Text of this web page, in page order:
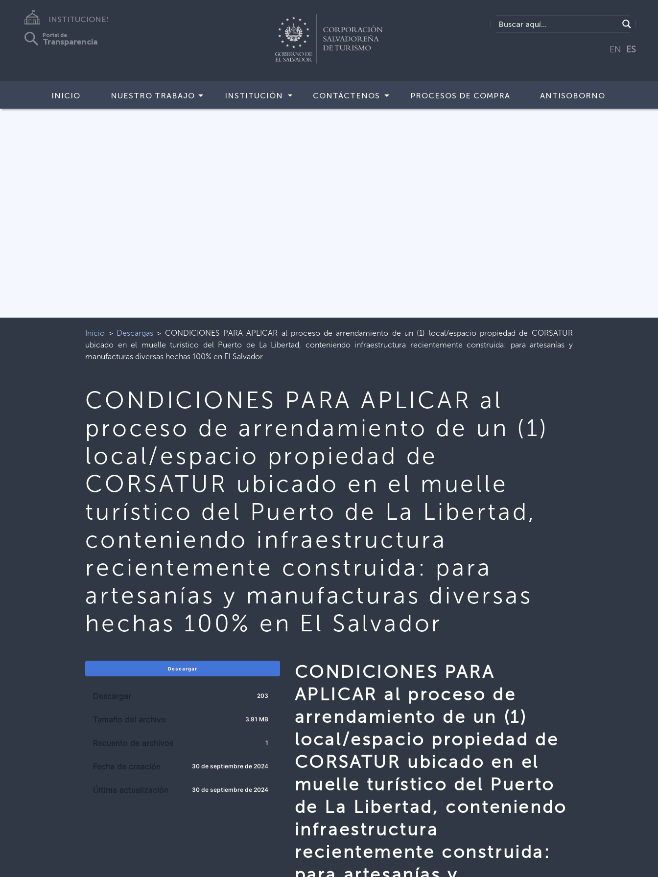
INSTITUCIONES
Portal de
Transparencia
EN ES
INICIO NUESTRO TRABAJO INSTITUCIÓN CONTÁCTENOS PROCESOS DE COMPRA ANTISOBORNO
Inicio > Descargas > CONDICIONES PARA APLICAR al proceso de arrendamiento de un (1) local/espacio propiedad de CORSATUR
ubicado en el muelle turístico del Puerto de La Libertad, conteniendo infraestructura recientemente construida: para artesanías y
manufacturas diversas hechas 100% en El Salvador
CONDICIONES PARA APLICAR al
proceso de arrendamiento de un (1)
local/espacio propiedad de
CORSATUR ubicado en el muelle
turístico del Puerto de La Libertad,
conteniendo infraestructura
recientemente construida: para
artesanías y manufacturas diversas
hechas 100% en El Salvador
Descargar
Descargar 203
Tamaño del archivo 3.91 MB
Recuento de archivos 1
Fecha de creación 30 de septiembre de 2024
Última actualización 30 de septiembre de 2024
CONDICIONES PARA
APLICAR al proceso de
arrendamiento de un (1)
local/espacio propiedad de
CORSATUR ubicado en el
muelle turístico del Puerto
de La Libertad, conteniendo
infraestructura
recientemente construida: